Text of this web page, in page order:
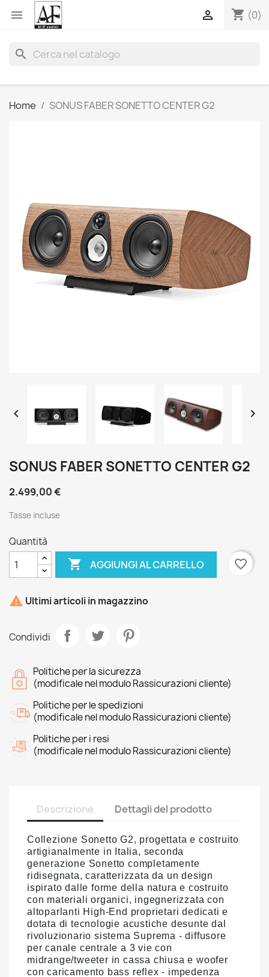
 shopping_cart (0)

search
Home SONUS FABER SONETTO CENTER G2
 
SONUS FABER SONETTO CENTER G2
2.499,00 €
Tasse incluse
Quantità
 AGGIUNGI AL CARRELLO favorite_border
 Ultimi articoli in magazzino
Condividi
Politiche per la sicurezza
(modificale nel modulo Rassicurazioni cliente)
Politiche per le spedizioni
(modificale nel modulo Rassicurazioni cliente)
Politiche per i resi
(modificale nel modulo Rassicurazioni cliente)
Descrizione Dettagli del prodotto
Collezione Sonetto G2, progettata e costruito
artigianalmente in Italia, seconda
generazione Sonetto completamente
ridisegnata, caratterizzata da un design
ispirato dalle forme della natura e costruito
con materiali organici, ingegnerizzata con
altoparlanti High-End proprietari dedicati e
dotata di tecnologie acustiche desunte dal
rivoluzionario sistema Suprema - diffusore
per canale centrale a 3 vie con
midrange/tweeter in cassa chiusa e woofer
con caricamento bass reflex - impedenza